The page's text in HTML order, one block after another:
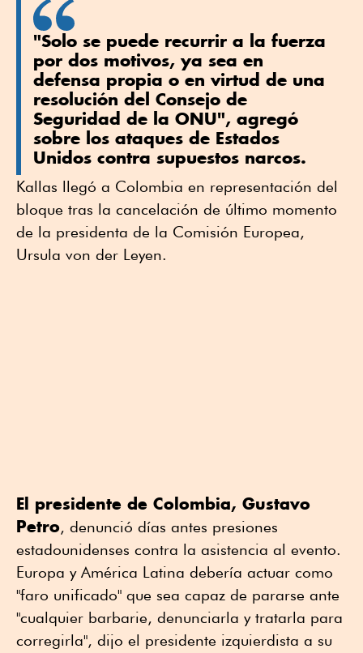
"Solo se puede recurrir a la fuerza
por dos motivos, ya sea en
defensa propia o en virtud de una
resolución del Consejo de
Seguridad de la ONU", agregó
sobre los ataques de Estados
Unidos contra supuestos narcos.
Kallas llegó a Colombia en representación del
bloque tras la cancelación de último momento
de la presidenta de la Comisión Europea,
Ursula von der Leyen.
El presidente de Colombia, Gustavo
Petro, denunció días antes presiones
estadounidenses contra la asistencia al evento.
Europa y América Latina debería actuar como
"faro unificado" que sea capaz de pararse ante
"cualquier barbarie, denunciarla y tratarla para
corregirla", dijo el presidente izquierdista a su